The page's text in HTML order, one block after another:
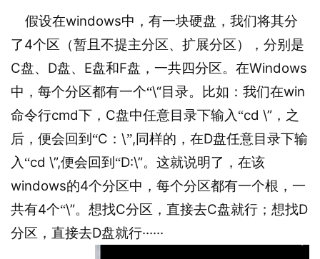
假设在windows中，有一块硬盘，我们将其分
了4个区（暂且不提主分区、扩展分区），分别是
C盘、 D盘、 E盘和F盘，一共四分区。在Windows
中，每个分区都有一个“\“目录。比如：我们在win
命令行cmd下， C盘中任意目录下输入“cd \” ，之
后，便会回到“C ： \”,同样的，在D盘任意目录下输
入“cd \”,便会回到“D:\”。这就说明了，在该
windows的4个分区中，每个分区都有一个根，一
共有4个“\”。想找C分区，直接去C盘就行；想找D
分区，直接去D盘就行······